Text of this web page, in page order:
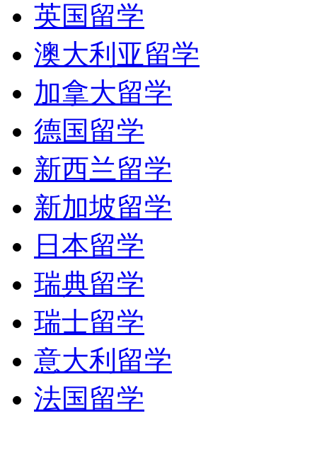
英国留学
澳大利亚留学
加拿大留学
德国留学
新西兰留学
新加坡留学
日本留学
瑞典留学
瑞士留学
意大利留学
法国留学